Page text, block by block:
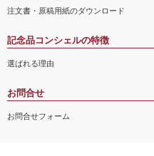
注文書・原稿用紙のダウンロード
記念品コンシェルの特徴
選ばれる理由
お問合せ
お問合せフォーム